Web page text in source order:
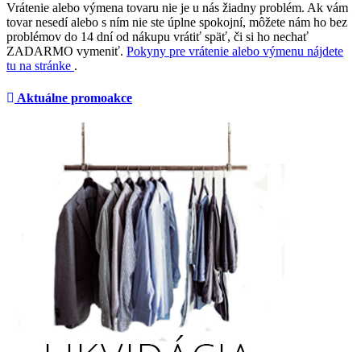
Vrátenie alebo výmena tovaru nie je u nás žiadny problém. Ak vám
tovar nesedí alebo s ním nie ste úplne spokojní, môžete nám ho bez
problémov do 14 dní od nákupu vrátiť späť, či si ho nechať
ZADARMO vymeniť. Pokyny pre vrátenie alebo výmenu nájdete
tu na stránke .
Aktuálne promoakce